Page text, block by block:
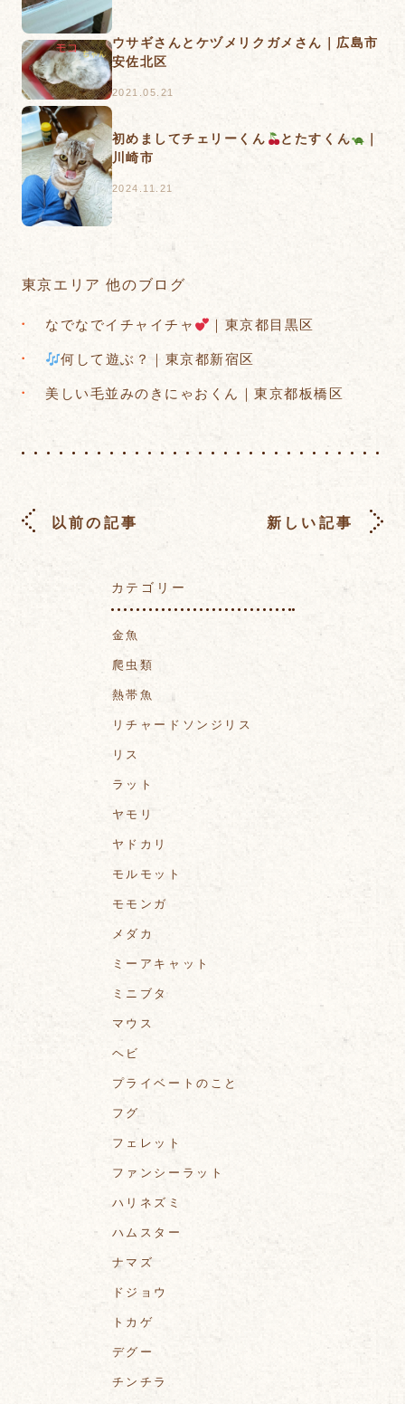
ウサギさんとケヅメリクガメさん｜広島市
安佐北区
2021.05.21
初めましてチェリーくん とたすくん
川崎市
2024.11.21
東京エリア 他のブログ
なでなでイチャイチャ ｜東京都目黒区
何して遊ぶ？｜東京都新宿区
美しい毛並みのきにゃおくん｜東京都板橋区
以前の記事 新しい記事
カテゴリー
金魚
爬虫類
熱帯魚
リチャードソンジリス
リス
ラット
ヤモリ
ヤドカリ
モルモット
モモンガ
メダカ
ミーアキャット
ミニブタ
マウス
ヘビ
プライベートのこと
フグ
フェレット
ファンシーラット
ハリネズミ
ハムスター
ナマズ
ドジョウ
トカゲ
デグー
チンチラ